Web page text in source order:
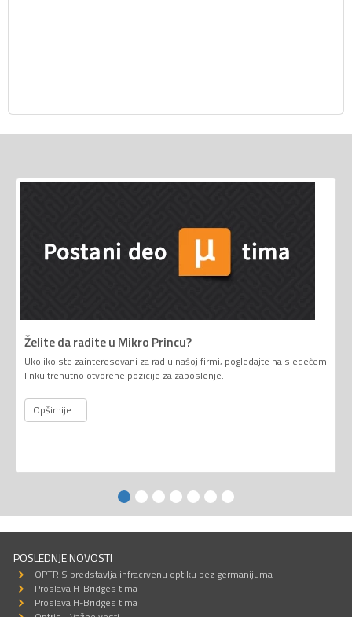
Želite da radite u Mikro Princu?
Ukoliko ste zainteresovani za rad u našoj firmi, pogledajte na sledećem
linku trenutno otvorene pozicije za zaposlenje.
Opširnije...
POSLEDNJE NOVOSTI
OPTRIS predstavlja infracrvenu optiku bez germanijuma
Proslava H-Bridges tima
Proslava H-Bridges tima